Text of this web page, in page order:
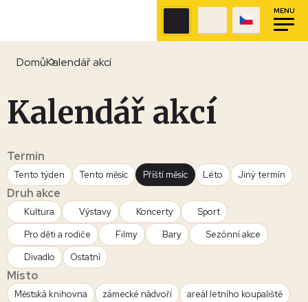
MENU
DomůKalendář akcí
Kalendář akcí
Termín
Tento týden Tento měsíc Příští měsíc Léto Jiný termín
Druh akce
Kultura Výstavy Koncerty
Sport
Pro děti a rodiče
Filmy Bary
Sezónní akce
Divadlo
Ostatní
Místo
Městská knihovna zámecké nádvoří
areál letního koupaliště